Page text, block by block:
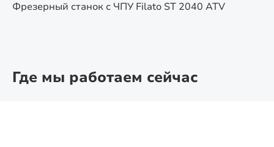
Фрезерный станок с ЧПУ Filato ST 2040 ATV
Где мы работаем сейчас